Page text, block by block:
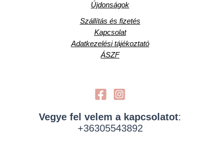
Újdonságok
Szállítás és fizetés
Kapcsolat
Adatkezelési tájékoztató
ÁSZF
Vegye fel velem a kapcsolatot:
+36305543892